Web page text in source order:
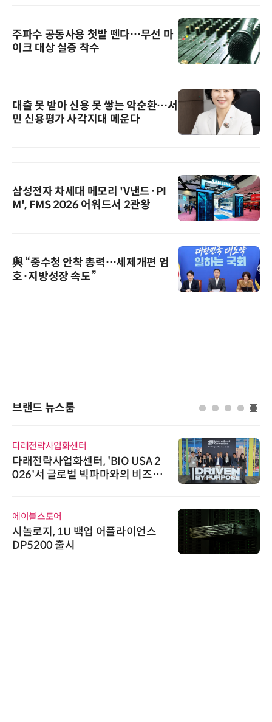
주파수 공동사용 첫발 뗀다…무선 마
이크 대상 실증 착수
대출 못 받아 신용 못 쌓는 악순환…서
민 신용평가 사각지대 메운다
삼성전자 차세대 메모리 'V낸드·PI
M', FMS 2026 어워드서 2관왕
與 “중수청 안착 총력…세제개편 엄
호·지방성장 속도”
브랜드 뉴스룸
다래전략사업화센터
다래전략사업화센터, 'BIO USA 2
026'서 글로벌 빅파마와의 비즈니
에이블스토어
시놀로지, 1U 백업 어플라이언스
DP5200 출시